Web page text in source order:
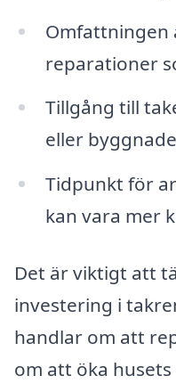
Omfattningen
reparationer
Tillgång till
eller
Tidpunkt för
kan vara mer
Det är viktigt att
investering i
handlar om att
om att öka